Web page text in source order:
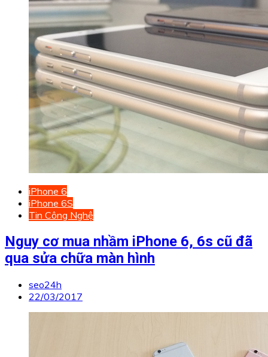
iPhone 6
iPhone 6S
Tin Công Nghệ
Nguy cơ mua nhầm iPhone 6, 6s cũ đã
qua sửa chữa màn hình
seo24h
22/03/2017